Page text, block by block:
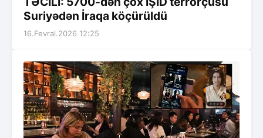
Suriyədən İraqa köçürüldü
16.Fevral.2026 12:25